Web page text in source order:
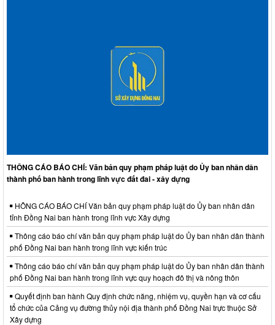
THÔNG CÁO BÁO CHÍ: Văn bản quy phạm pháp luật do Ủy ban nhân dân
thành phố ban hành trong lĩnh vực đất đai - xây dựng
HÔNG CÁO BÁO CHÍ Văn bản quy phạm pháp luật do Ủy ban nhân dân
tỉnh Đồng Nai ban hành trong lĩnh vực Xây dựng
Thông cáo báo chí văn bản quy phạm pháp luật do Ủy ban nhân dân thành
phố Đồng Nai ban hành trong lĩnh vực kiến trúc
Thông cáo báo chí văn bản quy phạm pháp luật do Ủy ban nhân dân thành
phố Đồng Nai ban hành trong lĩnh vực quy hoạch đô thị và nông thôn
Quyết định ban hành Quy định chức năng, nhiệm vụ, quyền hạn và cơ cấu
tổ chức của Cảng vụ đường thủy nội địa thành phố Đồng Nai trực thuộc Sở
Xây dựng